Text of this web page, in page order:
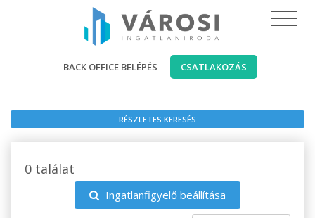
BACK OFFICE BELÉPÉS CSATLAKOZÁS
RÉSZLETES KERESÉS
0 találat
Ingatlanfigyelő beállítása